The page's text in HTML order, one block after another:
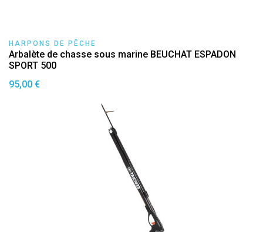
HARPONS DE PÊCHE
Arbalète de chasse sous marine BEUCHAT ESPADON
SPORT 500
95,00 €